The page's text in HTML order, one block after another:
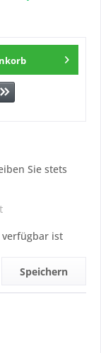
Sie stets
verfügbar ist
Speichern